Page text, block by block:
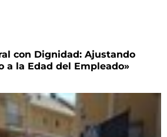
con Dignidad: Ajustando
a la Edad del Empleado»